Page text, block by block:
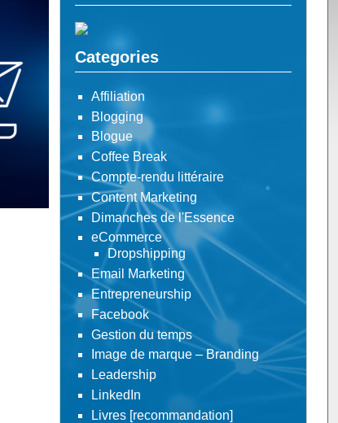
Categories
Affiliation
Blogging
Blogue
Coffee Break
Compte-rendu littéraire
Content Marketing
Dimanches de l'Essence
eCommerce
Dropshipping
Email Marketing
Entrepreneurship
Facebook
Gestion du temps
Image de marque – Branding
Leadership
LinkedIn
Livres [recommandation]